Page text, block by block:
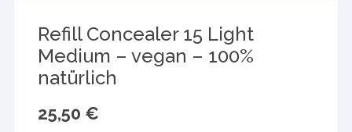
Refill Concealer 15 Light
Medium – vegan – 100%
natürlich
25,50 €